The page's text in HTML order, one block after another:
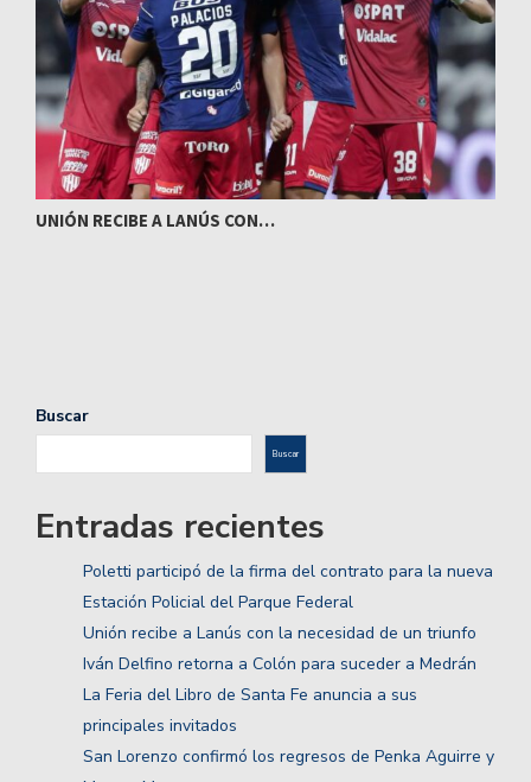
UNIÓN RECIBE A LANÚS CON…
Buscar
Buscar
Entradas recientes
Poletti participó de la firma del contrato para la nueva
Estación Policial del Parque Federal
Unión recibe a Lanús con la necesidad de un triunfo
Iván Delfino retorna a Colón para suceder a Medrán
La Feria del Libro de Santa Fe anuncia a sus
principales invitados
San Lorenzo confirmó los regresos de Penka Aguirre y